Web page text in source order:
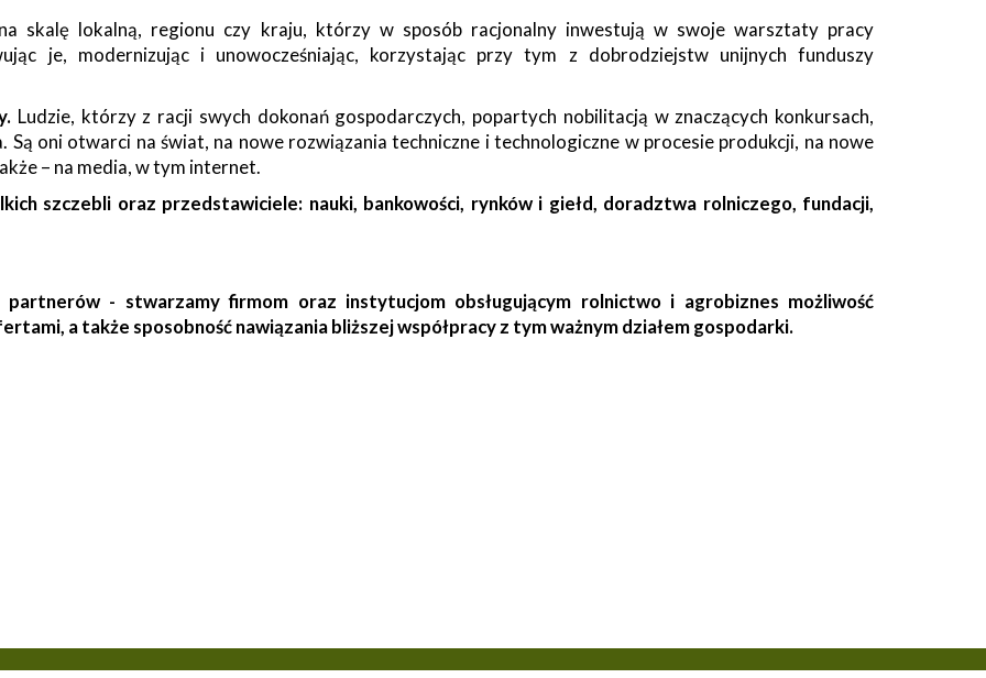
skalę lokalną, regionu czy kraju, którzy w sposób racjonalny inwestują w swoje warsztaty pracy
je, modernizując i unowocześniając, korzystając przy tym z dobrodziejstw unijnych funduszy
Ludzie, którzy z racji swych dokonań gospodarczych, popartych nobilitacją w znaczących konkursach,
Są oni otwarci na świat, na nowe rozwiązania techniczne i technologiczne w procesie produkcji, na nowe
– na media, w tym internet.
szczebli oraz przedstawiciele: nauki, bankowości, rynków i giełd, doradztwa rolniczego, fundacji,
- stwarzamy firmom oraz instytucjom obsługującym rolnictwo i agrobiznes możliwość
a także sposobność nawiązania bliższej współpracy z tym ważnym działem gospodarki.